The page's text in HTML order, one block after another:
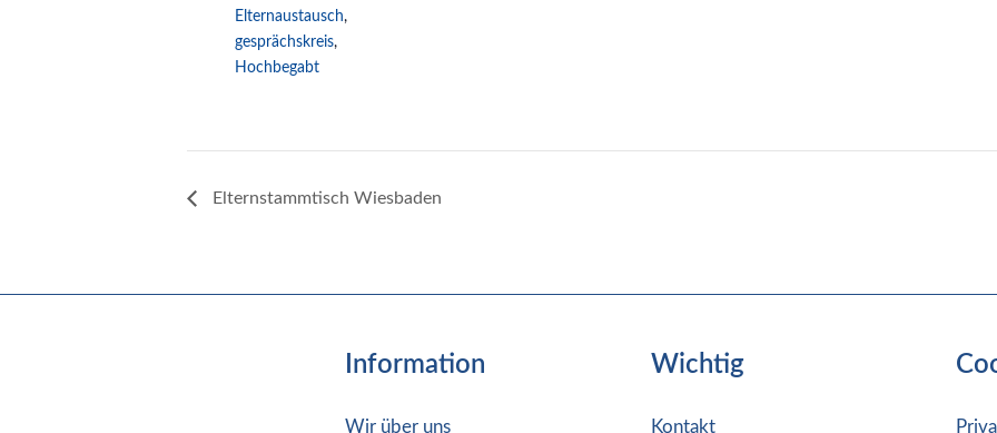
Elternaustausch,
gesprächskreis,
Hochbegabt
Elternstammtisch Wiesbaden
Information
Wir über uns
Wichtig
Kontakt